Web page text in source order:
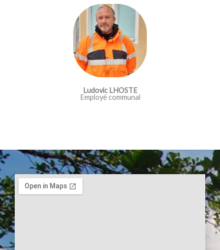
Ludovic LHOSTE
Employé communal